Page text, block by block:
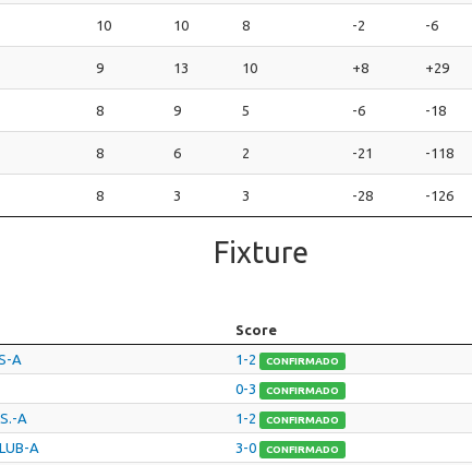
10 10 8 -2 -6
9 13 10 +8 +29
8 9 5 -6 -18
8 6 2 -21 -118
8 3 3 -28 -126
Fixture
Score
A 1-2 CONFIRMADO
0-3 CONFIRMADO
A 1-2 CONFIRMADO
A 3-0 CONFIRMADO